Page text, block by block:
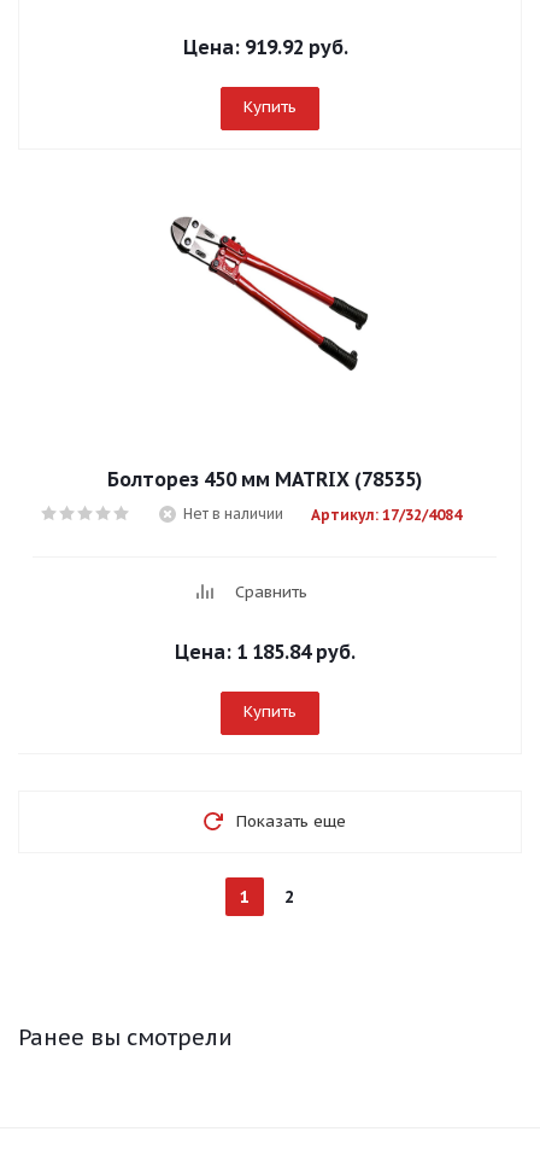
Цена: 919.92 руб.
Купить
Болторез 450 мм MATRIX (78535)
Нет в наличии Артикул: 17/32/4084
Сравнить
Цена: 1 185.84 руб.
Купить
Показать еще
1 2
Ранее вы смотрели